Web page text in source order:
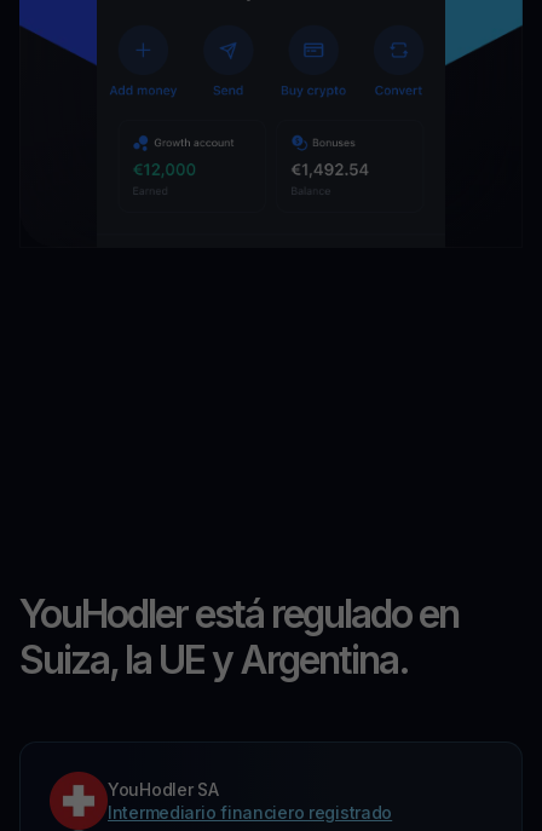
YouHodler está regulado en
Suiza, la UE y Argentina.
YouHodler SA
Intermediario financiero registrado